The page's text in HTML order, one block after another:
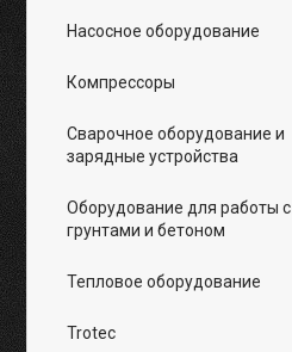
Насосное оборудование
Компрессоры
Сварочное оборудование и
зарядные устройства
Оборудование для работы с
грунтами и бетоном
Тепловое оборудование
Trotec